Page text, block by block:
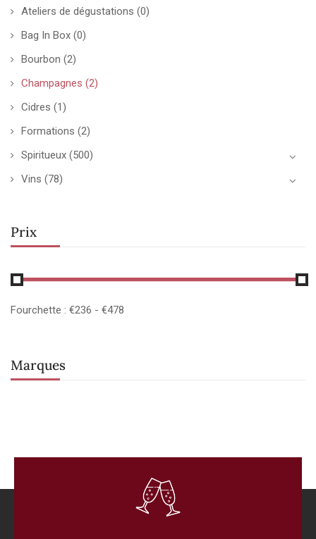
Ateliers de dégustations (0)
Bag In Box (0)
Bourbon (2)
Champagnes (2)
Cidres (1)
Formations (2)
Spiritueux (500)
Vins (78)
Prix
Fourchette : €236 - €478
Marques